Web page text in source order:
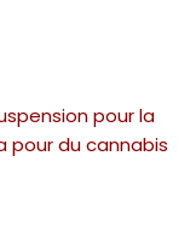
pour la
pour du cannabis